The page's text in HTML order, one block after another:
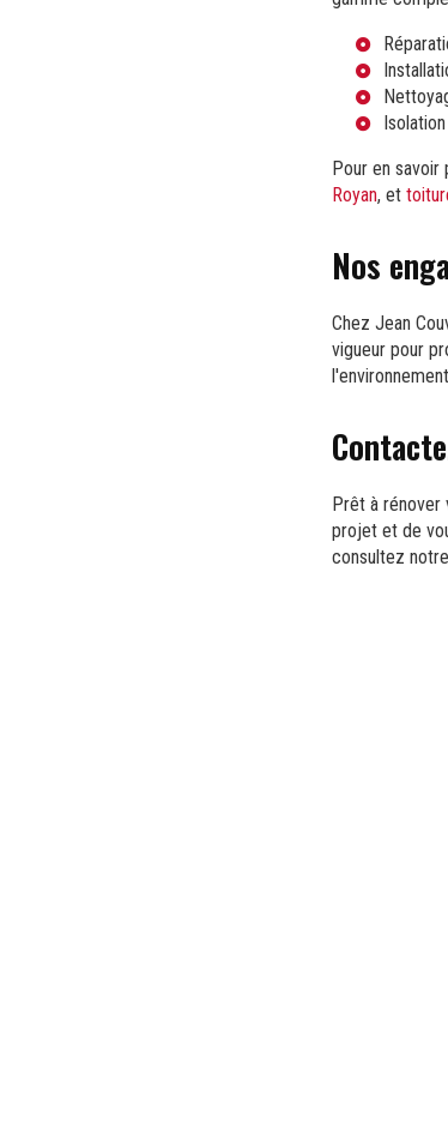
Pour en
Royan, et
Nos
Chez Jean
vigueur pour
Prêt à
projet et de
consultez